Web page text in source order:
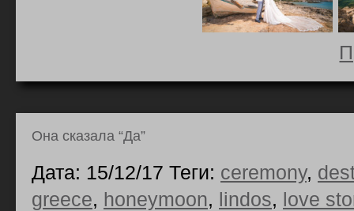
Она сказала “Да”
Дата: 15/12/17 Теги: ceremony,
greece, honeymoon, lindos, love